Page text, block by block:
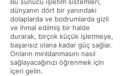
dünyanın dört bir yanındaki
dolaplarda ve bodrumlarda gizli
ve ihmal edilmiş bir halde
durarak, birçok küçük işletmeye,
başarısız olana kadar güç sağlar.
Onların mırıldanmasını nasıl
sağlayacağınızı öğrenmek için
içeri gelin.